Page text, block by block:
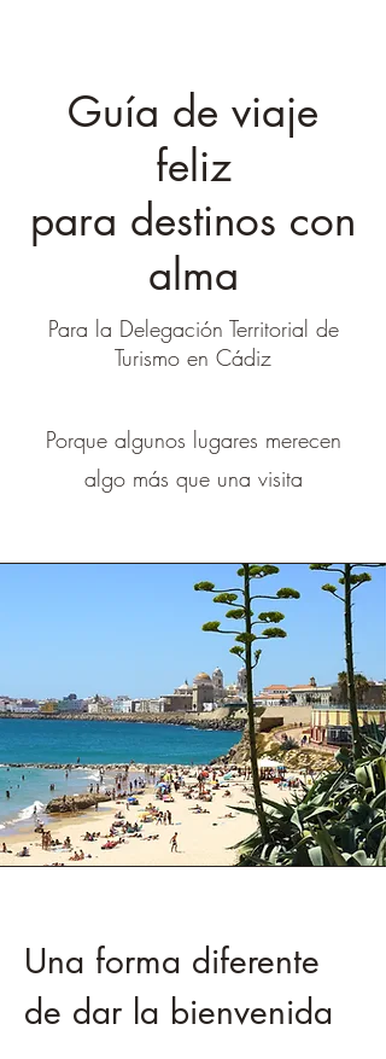
Guía de viaje
feliz
para destinos con
alma
Para la Delegación Territorial de
Turismo en Cádiz
Porque algunos lugares merecen
algo más que una visita
Una forma diferente
de dar la bienvenida